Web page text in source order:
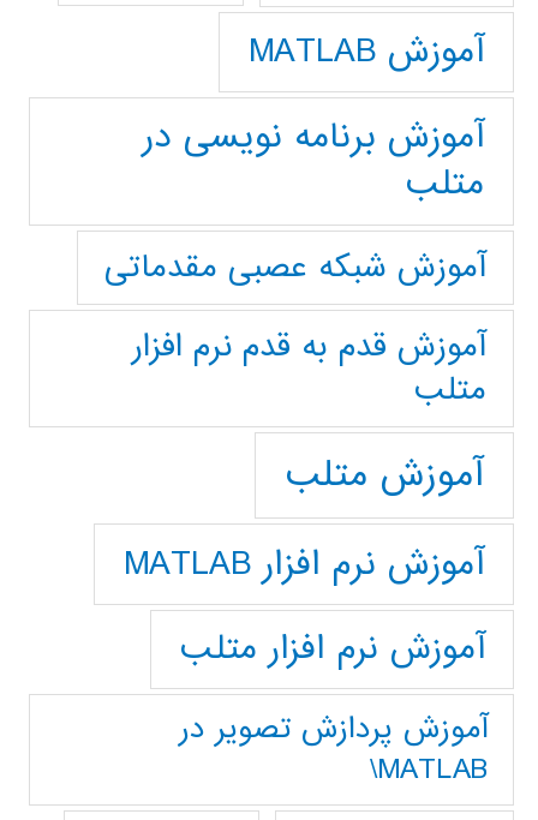
آموزش MATLAB
آموزش برنامه نویسی در
متلب
آموزش شبکه عصبی مقدماتی
آموزش قدم به قدم نرم افزار
متلب
آموزش متلب
آموزش نرم افزار MATLAB
آموزش نرم افزار متلب
آموزش پردازش تصوير در
MATLAB\